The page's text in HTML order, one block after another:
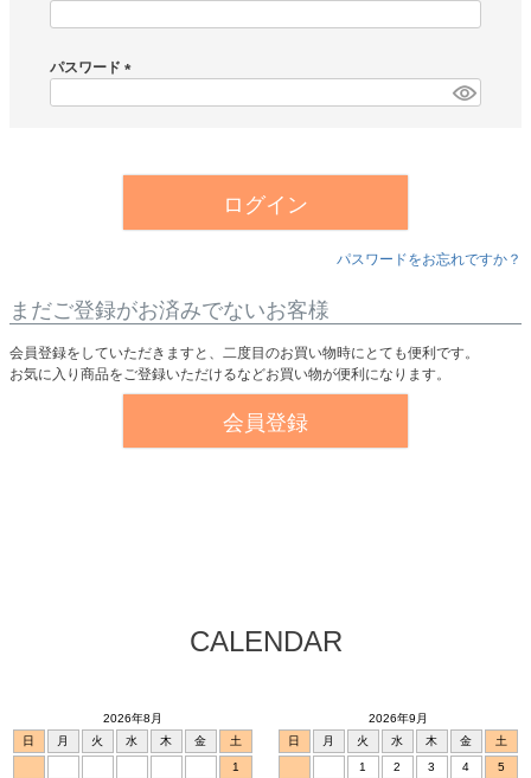
)
パスワード
ログイン
パスワードをお忘れですか？
まだご登録がお済みでないお客様
会員登録をしていただきますと、二度目のお買い物時にとても便利です。
お気に入り商品をご登録いただけるなどお買い物が便利になります。
会員登録
CALENDAR
2026年8月
日
月 火 水 木 金
土
1
2026年9月
日
月 火 水 木 金
土
1
2 3 4
5